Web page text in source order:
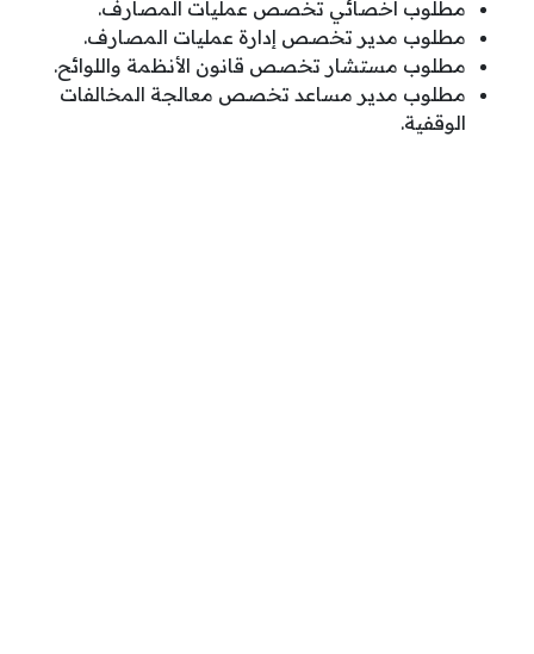
مطلوب أخصائي تخصص عمليات المصارف.
مطلوب مدير تخصص إدارة عمليات المصارف.
مطلوب مستشار تخصص قانون الأنظمة واللوائح.
مطلوب مدير مساعد تخصص معالجة المخالفات
الوقفية.